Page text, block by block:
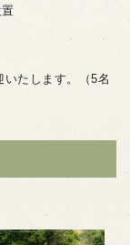
たします。（5名